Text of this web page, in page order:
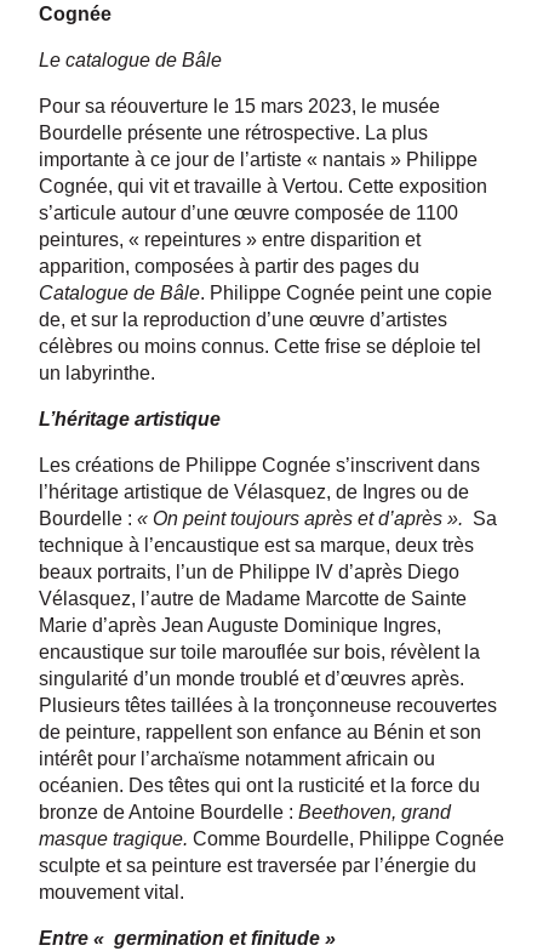
Cognée
Le catalogue de Bâle
Pour sa réouverture le 15 mars 2023, le musée
Bourdelle présente une rétrospective. La plus
importante à ce jour de l’artiste « nantais » Philippe
Cognée, qui vit et travaille à Vertou. Cette exposition
s’articule autour d’une œuvre composée de 1100
peintures, « repeintures » entre disparition et
apparition, composées à partir des pages du
Catalogue de Bâle. Philippe Cognée peint une copie
de, et sur la reproduction d’une œuvre d’artistes
célèbres ou moins connus. Cette frise se déploie tel
un labyrinthe.
L’héritage artistique
Les créations de Philippe Cognée s’inscrivent dans
l’héritage artistique de Vélasquez, de Ingres ou de
Bourdelle : « On peint toujours après et d’après ». Sa
technique à l’encaustique est sa marque, deux très
beaux portraits, l’un de Philippe IV d’après Diego
Vélasquez, l’autre de Madame Marcotte de Sainte
Marie d’après Jean Auguste Dominique Ingres,
encaustique sur toile marouflée sur bois, révèlent la
singularité d’un monde troublé et d’œuvres après.
Plusieurs têtes taillées à la tronçonneuse recouvertes
de peinture, rappellent son enfance au Bénin et son
intérêt pour l’archaïsme notamment africain ou
océanien. Des têtes qui ont la rusticité et la force du
bronze de Antoine Bourdelle : Beethoven, grand
masque tragique. Comme Bourdelle, Philippe Cognée
sculpte et sa peinture est traversée par l’énergie du
mouvement vital.
Entre « germination et finitude »